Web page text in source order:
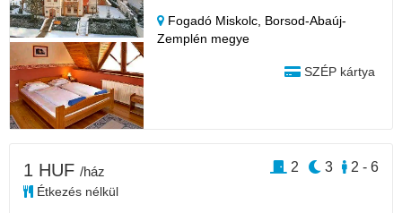
Fogadó Miskolc, Borsod-Abaúj-
Zemplén megye
SZÉP kártya
1 HUF /ház
Étkezés nélkül
2 - 6
3
2